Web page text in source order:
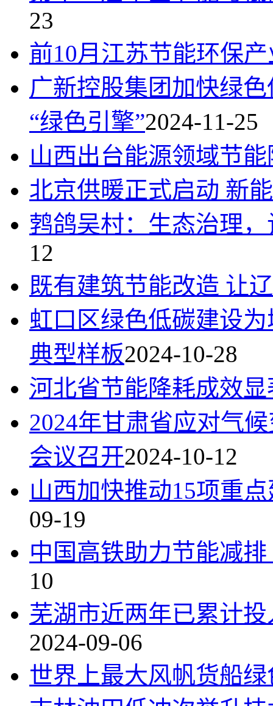
23
前10月江苏节能环保
广新控股集团加快绿
“绿色引擎”2024-11-25
山西出台能源领域节
北京供暖正式启动 新
鹁鸽吴村：生态治理
12
既有建筑节能改造 让
虹口区绿色低碳建设
典型样板2024-10-28
河北省节能降耗成效显
2024年甘肃省应对气
会议召开2024-10-12
山西加快推动15项重
09-19
中国高铁助力节能减
10
芜湖市近两年已累计
2024-09-06
世界上最大风帆货船